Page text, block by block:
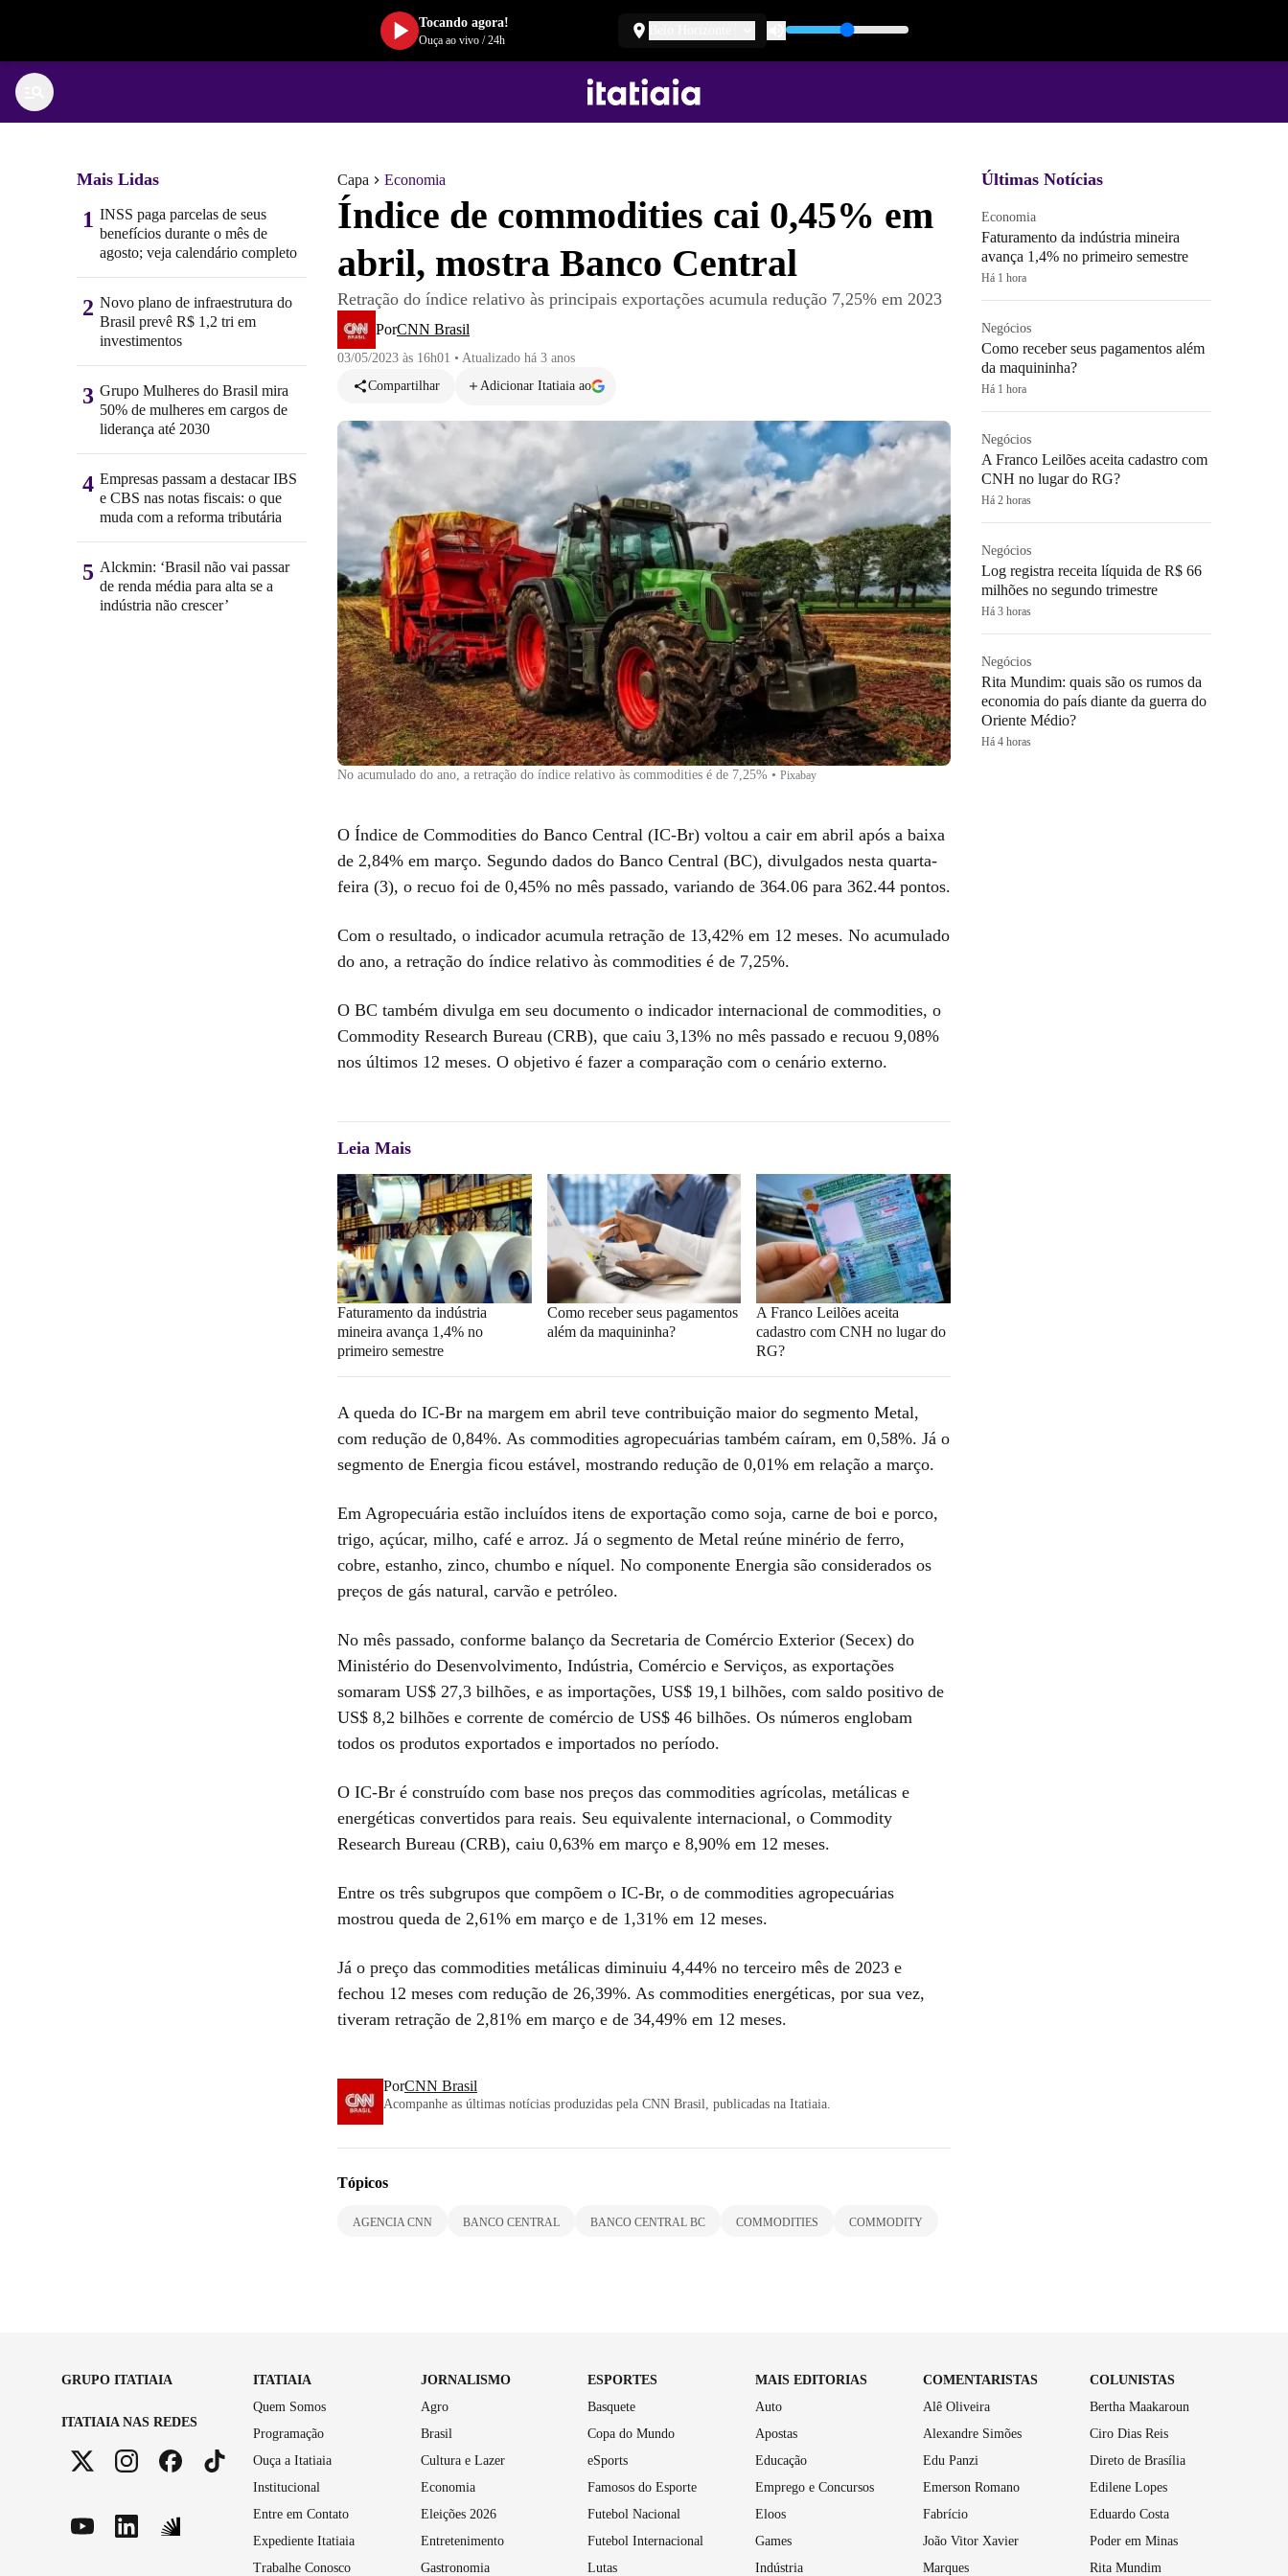
Capa Economia
Índice de commodities cai 0,45% em
abril, mostra Banco Central
Retração do índice relativo às principais exportações acumula redução 7,25% em 2023
PorCNN Brasil
03/05/2023 às 16h01 • Atualizado há 3 anos
Compartilhar
Adicionar Itatiaia ao
No acumulado do ano, a retração do índice relativo às commodities é de 7,25% • Pixabay
O Índice de Commodities do Banco Central (IC-Br) voltou a cair em abril após a baixa
de 2,84% em março. Segundo dados do Banco Central (BC), divulgados nesta quarta-
feira (3), o recuo foi de 0,45% no mês passado, variando de 364.06 para 362.44 pontos.
Com o resultado, o indicador acumula retração de 13,42% em 12 meses. No acumulado
do ano, a retração do índice relativo às commodities é de 7,25%.
O BC também divulga em seu documento o indicador internacional de commodities, o
Commodity Research Bureau (CRB), que caiu 3,13% no mês passado e recuou 9,08%
nos últimos 12 meses. O objetivo é fazer a comparação com o cenário externo.
Leia Mais
Faturamento da indústria
mineira avança 1,4% no
primeiro semestre
Como receber seus pagamentos
além da maquininha?
A Franco Leilões aceita
cadastro com CNH no lugar do
RG?
A queda do IC-Br na margem em abril teve contribuição maior do segmento Metal,
com redução de 0,84%. As commodities agropecuárias também caíram, em 0,58%. Já o
segmento de Energia ficou estável, mostrando redução de 0,01% em relação a março.
Em Agropecuária estão incluídos itens de exportação como soja, carne de boi e porco,
trigo, açúcar, milho, café e arroz. Já o segmento de Metal reúne minério de ferro,
cobre, estanho, zinco, chumbo e níquel. No componente Energia são considerados os
preços de gás natural, carvão e petróleo.
No mês passado, conforme balanço da Secretaria de Comércio Exterior (Secex) do
Ministério do Desenvolvimento, Indústria, Comércio e Serviços, as exportações
somaram US$ 27,3 bilhões, e as importações, US$ 19,1 bilhões, com saldo positivo de
US$ 8,2 bilhões e corrente de comércio de US$ 46 bilhões. Os números englobam
todos os produtos exportados e importados no período.
O IC-Br é construído com base nos preços das commodities agrícolas, metálicas e
energéticas convertidos para reais. Seu equivalente internacional, o Commodity
Research Bureau (CRB), caiu 0,63% em março e 8,90% em 12 meses.
Entre os três subgrupos que compõem o IC-Br, o de commodities agropecuárias
mostrou queda de 2,61% em março e de 1,31% em 12 meses.
Já o preço das commodities metálicas diminuiu 4,44% no terceiro mês de 2023 e
fechou 12 meses com redução de 26,39%. As commodities energéticas, por sua vez,
tiveram retração de 2,81% em março e de 34,49% em 12 meses.
PorCNN Brasil
Acompanhe as últimas notícias produzidas pela CNN Brasil, publicadas na Itatiaia.
Tópicos
AGENCIA CNN BANCO CENTRAL BANCO CENTRAL BC COMMODITIES COMMODITY
Mais Lidas
1 INSS paga parcelas de seus
benefícios durante o mês de
agosto; veja calendário completo
2 Novo plano de infraestrutura do
Brasil prevê R$ 1,2 tri em
investimentos
3 Grupo Mulheres do Brasil mira
50% de mulheres em cargos de
liderança até 2030
4 Empresas passam a destacar IBS
e CBS nas notas fiscais: o que
muda com a reforma tributária
5 Alckmin: ‘Brasil não vai passar
de renda média para alta se a
indústria não crescer’
Últimas Notícias
Economia
Faturamento da indústria mineira
avança 1,4% no primeiro semestre
Há 1 hora
Negócios
Como receber seus pagamentos além
da maquininha?
Há 1 hora
Negócios
A Franco Leilões aceita cadastro com
CNH no lugar do RG?
Há 2 horas
Negócios
Log registra receita líquida de R$ 66
milhões no segundo trimestre
Há 3 horas
Negócios
Rita Mundim: quais são os rumos da
economia do país diante da guerra do
Oriente Médio?
Há 4 horas
GRUPO ITATIAIA
ITATIAIA NAS REDES
ITATIAIA
Quem Somos
Programação
Ouça a Itatiaia
Institucional
Entre em Contato
Expediente Itatiaia
Trabalhe Conosco
JORNALISMO
Agro
Brasil
Cultura e Lazer
Economia
Eleições 2026
Entretenimento
Gastronomia
ESPORTES
Basquete
Copa do Mundo
eSports
Famosos do Esporte
Futebol Nacional
Futebol Internacional
Lutas
MAIS EDITORIAS
Auto
Apostas
Educação
Emprego e Concursos
Eloos
Games
Indústria
COMENTARISTAS
Alê Oliveira
Alexandre Simões
Edu Panzi
Emerson Romano
Fabrício
João Vitor Xavier
Marques
COLUNISTAS
Bertha Maakaroun
Ciro Dias Reis
Direto de Brasília
Edilene Lopes
Eduardo Costa
Poder em Minas
Rita Mundim
Tocando agora!
Ouça ao vivo/24h